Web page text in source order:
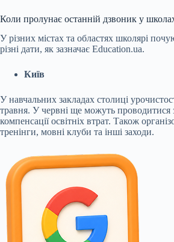
Коли пролунає останній дзвоник у
У різних містах та областях школярі
різні дати, як зазначає Education.ua.
Київ
У навчальних закладах столиці
травня. У червні ще можуть проводитися
компенсації освітніх втрат. Також
тренінги, мовні клуби та інші заходи.